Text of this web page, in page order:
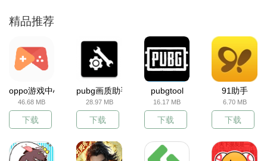
精品推荐
oppo游戏中心
46.68 MB
下载
pubg画质助手
28.97 MB
下载
pubgtool
16.17 MB
下载
91助手
6.70 MB
下载